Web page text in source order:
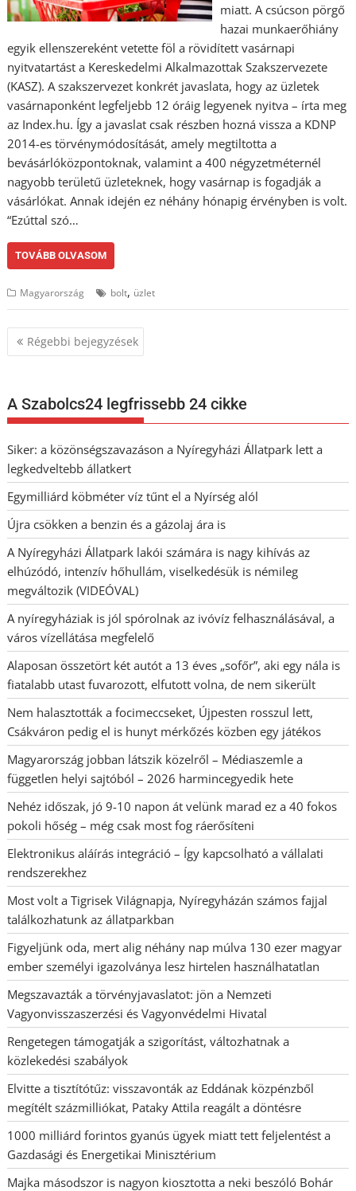
miatt. A csúcson pörgő
hazai munkaerőhiány
egyik ellenszereként vetette föl a rövidített vasárnapi
nyitvatartást a Kereskedelmi Alkalmazottak Szakszervezete
(KASZ). A szakszervezet konkrét javaslata, hogy az üzletek
vasárnaponként legfeljebb 12 óráig legyenek nyitva – írta meg
az Index.hu. Így a javaslat csak részben hozná vissza a KDNP
2014-es törvénymódosítását, amely megtiltotta a
bevásárlóközpontoknak, valamint a 400 négyzetméternél
nagyobb területű üzleteknek, hogy vasárnap is fogadják a
vásárlókat. Annak idején ez néhány hónapig érvényben is volt.
“Ezúttal szó…
TOVÁBB OLVASOM
Magyarország bolt, üzlet
Bejegyzés
navigáció
Régebbi bejegyzések
A Szabolcs24 legfrissebb 24 cikke
Siker: a közönségszavazáson a Nyíregyházi Állatpark lett a
legkedveltebb állatkert
Egymilliárd köbméter víz tűnt el a Nyírség alól
Újra csökken a benzin és a gázolaj ára is
A Nyíregyházi Állatpark lakói számára is nagy kihívás az
elhúzódó, intenzív hőhullám, viselkedésük is némileg
megváltozik (VIDEÓVAL)
A nyíregyháziak is jól spórolnak az ivóvíz felhasználásával, a
város vízellátása megfelelő
Alaposan összetört két autót a 13 éves „sofőr”, aki egy nála is
fiatalabb utast fuvarozott, elfutott volna, de nem sikerült
Nem halasztották a focimeccseket, Újpesten rosszul lett,
Csákváron pedig el is hunyt mérkőzés közben egy játékos
Magyarország jobban látszik közelről – Médiaszemle a
független helyi sajtóból – 2026 harmincegyedik hete
Nehéz időszak, jó 9-10 napon át velünk marad ez a 40 fokos
pokoli hőség – még csak most fog ráerősíteni
Elektronikus aláírás integráció – Így kapcsolható a vállalati
rendszerekhez
Most volt a Tigrisek Világnapja, Nyíregyházán számos fajjal
találkozhatunk az állatparkban
Figyeljünk oda, mert alig néhány nap múlva 130 ezer magyar
ember személyi igazolványa lesz hirtelen használhatatlan
Megszavazták a törvényjavaslatot: jön a Nemzeti
Vagyonvisszaszerzési és Vagyonvédelmi Hivatal
Rengetegen támogatják a szigorítást, változhatnak a
közlekedési szabályok
Elvitte a tisztítótűz: visszavonták az Eddának közpénzből
megítélt százmilliókat, Pataky Attila reagált a döntésre
1000 milliárd forintos gyanús ügyek miatt tett feljelentést a
Gazdasági és Energetikai Minisztérium
Majka másodszor is nagyon kiosztotta a neki beszóló Bohár